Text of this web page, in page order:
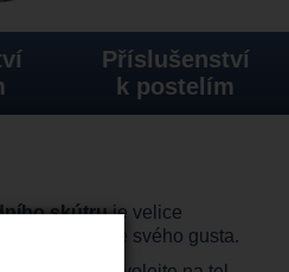
Příslušenství
k postelím
skútruje velice
člověk dle svého gusta.